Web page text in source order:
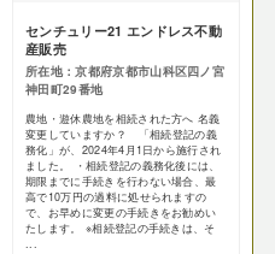
センチュリー21 エンドレス不動
産販売
所在地：京都府京都市山科区四ノ宮
神田町29番地
農地・遊休農地を相続された方へ 名義
変更していますか？ 「相続登記の義
務化」が、2024年4月1日から施行され
ました。 ・相続登記の義務化後には、
期限までに手続きを行わない場合、最
高で10万円の過料に処せられますの
で、お早めに変更の手続きをお勧めい
たします。 ※相続登記の手続きは、そ
...